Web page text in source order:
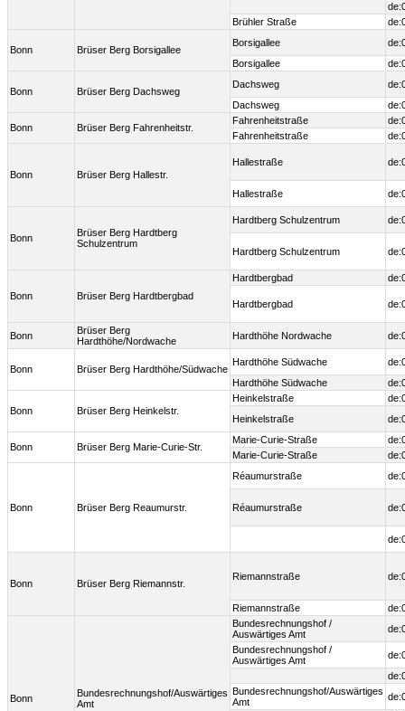
Brühler Straße
Bonn Brüser Berg Borsigallee
Borsigallee
Borsigallee
Bonn Brüser Berg Dachsweg
Dachsweg
Dachsweg
Bonn Brüser Berg Fahrenheitstr.
Fahrenheitstraße
Fahrenheitstraße
Bonn Brüser Berg Hallestr.
Hallestraße
Hallestraße
Bonn
Brüser Berg Hardtberg
Schulzentrum
Hardtberg Schulzentrum
Hardtberg Schulzentrum
Bonn Brüser Berg Hardtbergbad
Hardtbergbad
Hardtbergbad
Bonn
Brüser Berg
Hardthöhe/Nordwache
Hardthöhe Nordwache
Bonn Brüser Berg Hardthöhe/Südwache
Hardthöhe Südwache
Hardthöhe Südwache
Bonn Brüser Berg Heinkelstr.
Heinkelstraße
Heinkelstraße
Bonn Brüser Berg Marie-Curie-Str.
Marie-Curie-Straße
Marie-Curie-Straße
Bonn Brüser Berg Reaumurstr.
Réaumurstraße
Réaumurstraße
Bonn Brüser Berg Riemannstr.
Riemannstraße
Riemannstraße
Bonn
Bundesrechnungshof/Auswärtiges
Amt
Bundesrechnungshof /
Auswärtiges Amt
Bundesrechnungshof /
Auswärtiges Amt
Bundesrechnungshof/Auswärtiges
Amt